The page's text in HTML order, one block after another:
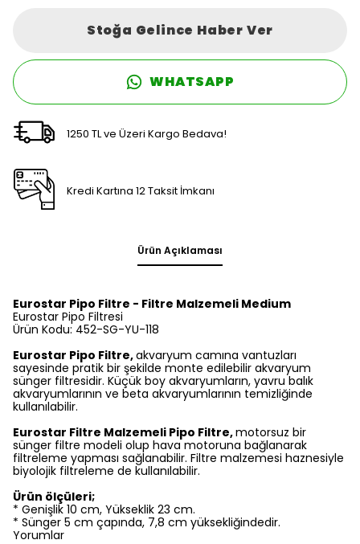
Stoğa Gelince Haber Ver
WHATSAPP
1250 TL ve Üzeri Kargo Bedava!
Kredi Kartına 12 Taksit İmkanı
Ürün Açıklaması
Eurostar Pipo Filtre - Filtre Malzemeli Medium
Eurostar Pipo Filtresi
Ürün Kodu: 452-SG-YU-118
Eurostar Pipo Filtre,akvaryum camına vantuzları
sayesinde pratik bir şekilde monte edilebilir akvaryum
sünger filtresidir. Küçük boy akvaryumların, yavru balık
akvaryumlarının ve beta akvaryumlarının temizliğinde
kullanılabilir.
Eurostar Filtre Malzemeli Pipo Filtre,motorsuz bir
sünger filtre modeli olup hava motoruna bağlanarak
filtreleme yapması sağlanabilir. Filtre malzemesi haznesiyle
biyolojik filtreleme de kullanılabilir.
Ürün ölçüleri;
* Genişlik 10 cm, Yükseklik 23 cm.
* Sünger 5 cm çapında, 7,8 cm yüksekliğindedir.
Yorumlar